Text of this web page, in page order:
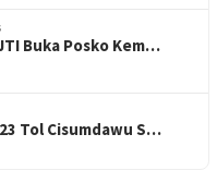
Buka Posko Kem…
Tol Cisumdawu S…